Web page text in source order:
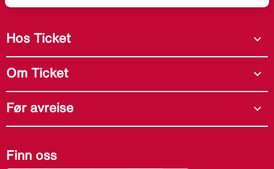
Hos Ticket expand_more
Om Ticket expand_more
Før avreise expand_more
Finn oss